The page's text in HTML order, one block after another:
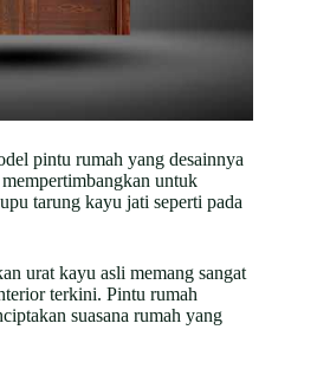
pintu rumah yang desainnya
untuk
tarung kayu jati seperti pada
urat kayu asli memang sangat
terkini. Pintu rumah
suasana rumah yang